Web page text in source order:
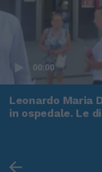
00:00
Leonardo Maria
in ospedale. Le